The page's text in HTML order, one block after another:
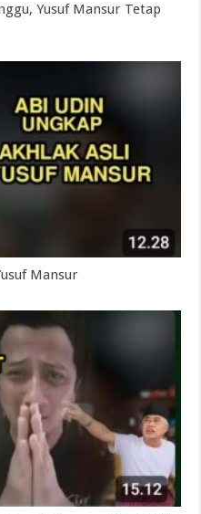
Yusuf Mansur Tetap
Mansur